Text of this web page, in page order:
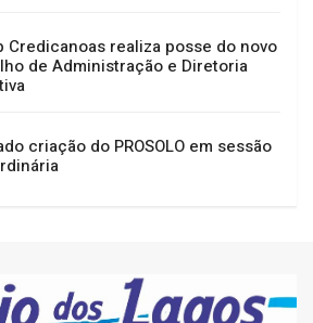
Credicanoas realiza posse do novo
de Administração e Diretoria
criação do PROSOLO em sessão